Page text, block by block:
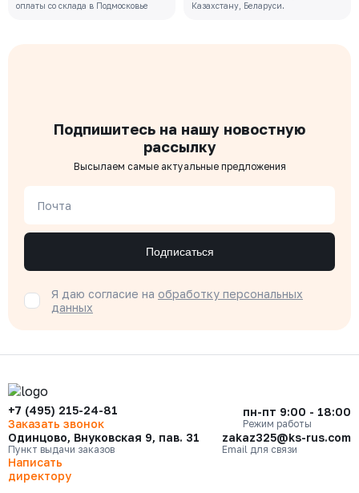
оплаты со склада в Подмосковье
Казахстану, Беларуси.
Подпишитесь на нашу новостную
рассылку
Высылаем самые актуальные предложения
Почта
Подписаться
Я даю согласие на обработку персональных
данных
+7 (495) 215-24-81
Заказать звонок
пн-пт 9:00 - 18:00
Режим работы
Одинцово, Внуковская 9, пав. 31
Пункт выдачи заказов
zakaz325@ks-rus.com
Email для связи
Написать
директору